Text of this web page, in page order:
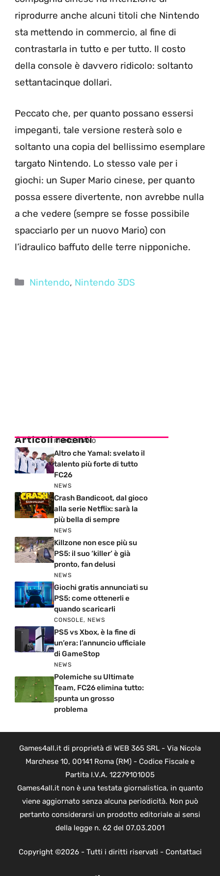
riprodurre anche alcuni titoli che Nintendo
sta mettendo in commercio, al fine di
contrastarla in tutto e per tutto. Il costo
della console è davvero ridicolo: soltanto
settantacinque dollari.
Peccato che, per quanto possano essersi
impeganti, tale versione resterà solo e
soltanto una copia del bellissimo esemplare
targato Nintendo. Lo stesso vale per i
giochi: un Super Mario cinese, per quanto
possa essere divertente, non avrebbe nulla
a che vedere (sempre se fosse possibile
spacciarlo per un nuovo Mario) con
l’idraulico baffuto delle terre nipponiche.
Categorie
Nintendo, Nintendo 3DS
Articoli recenti
PRIMO PIANO
Altro che Yamal: svelato il
talento più forte di tutto
FC26
NEWS
Crash Bandicoot, dal gioco
alla serie Netflix: sarà la
più bella di sempre
NEWS
Killzone non esce più su
PS5: il suo ‘killer’ è già
pronto, fan delusi
NEWS
Giochi gratis annunciati su
PS5: come ottenerli e
quando scaricarli
CONSOLE, NEWS
PS5 vs Xbox, è la fine di
un’era: l’annuncio ufficiale
di GameStop
NEWS
Polemiche su Ultimate
Team, FC26 elimina tutto:
spunta un grosso
problema
Games4all.it di proprietà di WEB 365 SRL - Via Nicola
Marchese 10, 00141 Roma (RM) - Codice Fiscale e
Partita I.V.A. 12279101005
Games4all.it non è una testata giornalistica, in quanto
viene aggiornato senza alcuna periodicità. Non può
pertanto considerarsi un prodotto editoriale ai sensi
della legge n. 62 del 07.03.2001
Copyright ©2026 - Tutti i diritti riservati - Contattaci